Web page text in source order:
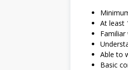
At least
Able to
Basic